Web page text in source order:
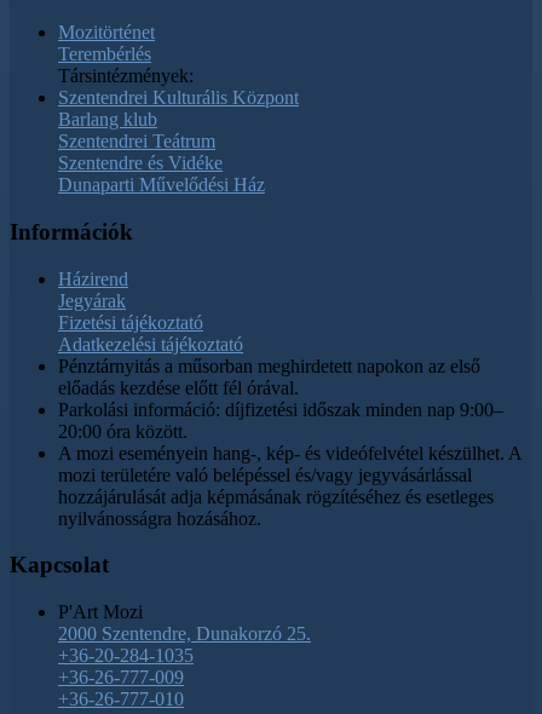
Mozitörténet
Terembérlés
Társintézmények:
Szentendrei Kulturális Központ
Barlang klub
Szentendrei Teátrum
Szentendre és Vidéke
Dunaparti Művelődési Ház
Információk
Házirend
Jegyárak
Fizetési tájékoztató
Adatkezelési tájékoztató
Pénztárnyitás a műsorban meghirdetett napokon az első
előadás kezdése előtt fél órával.
Parkolási információ: díjfizetési időszak minden nap 9:00–
20:00 óra között.
A mozi eseményein hang-, kép- és videófelvétel készülhet. A
mozi területére való belépéssel és/vagy jegyvásárlással
hozzájárulását adja képmásának rögzítéséhez és esetleges
nyilvánosságra hozásához.
Kapcsolat
P'Art Mozi
2000 Szentendre, Dunakorzó 25.
+36-20-284-1035
+36-26-777-009
+36-26-777-010